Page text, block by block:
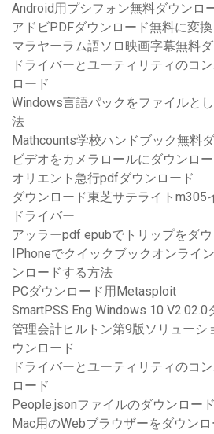
Android用プシフォン無料ダウンロ
アドビPDFダウンロード無料に変換
マラヤーラム語ソロ映画字幕無料
ドライバーとユーティリティのコ
ロード
Windows言語パックをファイルと
法
Mathcounts学校ハンドブック無料
ビデオをカメラロールにダウンロ
オリエント急行pdfダウンロード
ダウンロード東芝サテライトm305
ドライバー
アッラーpdf epubでトリップをダ
IPhoneでクイックブックオンライ
ンロードする方法
PCダウンロード用Metasploit
SmartPSS Eng Windows 10 V2.02.0
管理会計ヒルトン第9版ソリューシ
ウンロード
ドライバーとユーティリティのコ
ロード
People.jsonファイルのダウンロー
Mac用のWebブラウザーをダウンロ